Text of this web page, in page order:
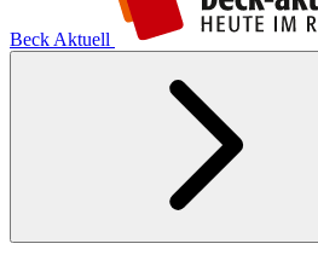
Beck Aktuell